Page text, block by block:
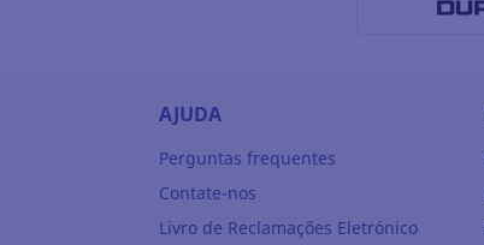
AJUDA
Perguntas frequentes
Contate-nos
Livro de Reclamações Eletrónico